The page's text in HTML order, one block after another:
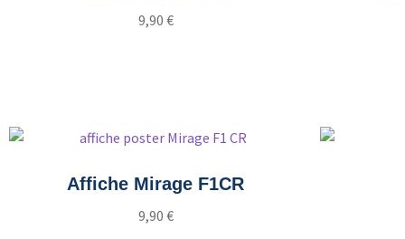
9,90 €
Affiche Mirage F1CR
9,90 €